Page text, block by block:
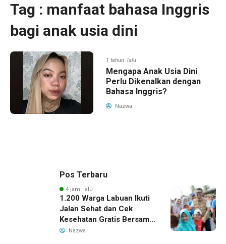
Tag : manfaat bahasa Inggris
bagi anak usia dini
1 tahun lalu
Mengapa Anak Usia Dini
Perlu Dikenalkan dengan
Bahasa Inggris?
Nazwa
Pos Terbaru
4 jam lalu
1.200 Warga Labuan Ikuti
Jalan Sehat dan Cek
Kesehatan Gratis Bersama
Gubernur Banten
Nazwa